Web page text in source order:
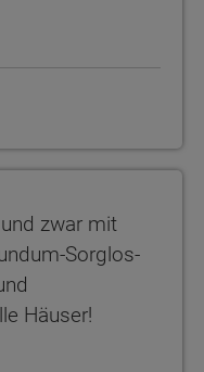
zwar mit
Sorglos-
Häuser!